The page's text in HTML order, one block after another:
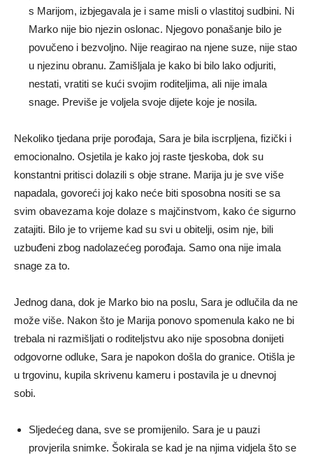
s Marijom, izbjegavala je i same misli o vlastitoj sudbini. Ni
Marko nije bio njezin oslonac. Njegovo ponašanje bilo je
povučeno i bezvoljno. Nije reagirao na njene suze, nije stao
u njezinu obranu. Zamišljala je kako bi bilo lako odjuriti,
nestati, vratiti se kući svojim roditeljima, ali nije imala
snage. Previše je voljela svoje dijete koje je nosila.
Nekoliko tjedana prije porođaja, Sara je bila iscrpljena, fizički i
emocionalno. Osjetila je kako joj raste tjeskoba, dok su
konstantni pritisci dolazili s obje strane. Marija ju je sve više
napadala, govoreći joj kako neće biti sposobna nositi se sa
svim obavezama koje dolaze s majčinstvom, kako će sigurno
zatajiti. Bilo je to vrijeme kad su svi u obitelji, osim nje, bili
uzbuđeni zbog nadolazećeg porođaja. Samo ona nije imala
snage za to.
Jednog dana, dok je Marko bio na poslu, Sara je odlučila da ne
može više. Nakon što je Marija ponovo spomenula kako ne bi
trebala ni razmišljati o roditeljstvu ako nije sposobna donijeti
odgovorne odluke, Sara je napokon došla do granice. Otišla je
u trgovinu, kupila skrivenu kameru i postavila je u dnevnoj
sobi.
Sljedećeg dana, sve se promijenilo. Sara je u pauzi
provjerila snimke. Šokirala se kad je na njima vidjela što se